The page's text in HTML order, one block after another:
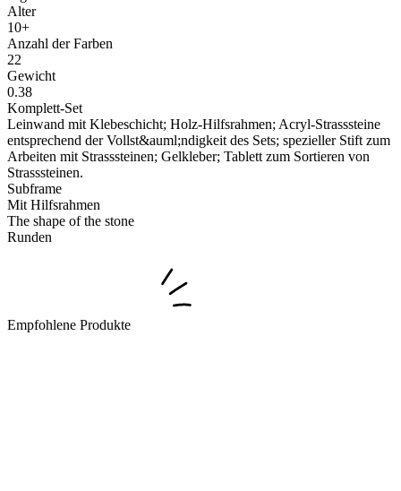
Alter
10+
Anzahl der Farben
22
Gewicht
0.38
Komplett-Set
Leinwand mit Klebeschicht; Holz-Hilfsrahmen; Acryl-Strasssteine ​​
entsprechend der Vollst&auml;ndigkeit des Sets; spezieller Stift zum
Arbeiten mit Strasssteinen; Gelkleber; Tablett zum Sortieren von
Strasssteinen.
Subframe
Mit Hilfsrahmen
The shape of the stone
Runden
Empfohlene Produkte